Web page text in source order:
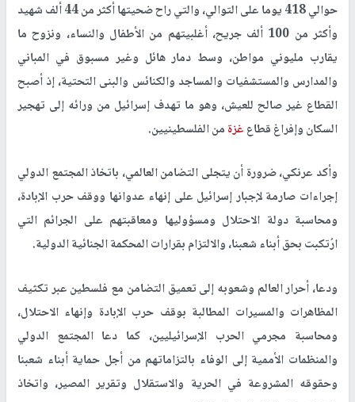
حوالي 418 يوما على التوالي، والتي راح ضحيتها أكثر من 44 ألف شهيد
وأكثر من 100 ألف جريح، أغلبيتهم من الأطفال والنساء، ونزوح ما
يقارب مليوني مواطن، وسط دمار هائل وغير مسبوق في المباني
والمدارس والمستشفيات والمساجد والكنائس والبنى التحتية، إذ أصبح
القطاع غير صالح للعيش، وهو ما تهدف إسرائيل من ورائه إلى تهجير
السكان وإفراغ قطاعغزةمن الفلسطينيين.
وأكد عرنكي، ضرورة أن يتجلى التضامن العالمي، باتخاذ المجتمع الدولي
إجراءات صارمة لإجبار إسرائيل على إنهاء عدوانها ووقف حرب الإبادة،
ومحاسبة دولة الاحتلال ومسؤوليها ومعاقبتهم على الجرائم التي
ارُتكبت بحق أبناء شعبنا، والالتزام بقرارات المحكمة الجنائية الدولية.
ودعا، أحرار العالم وشعوبه إلى تعميق التضامن مع فلسطين عبر تكثيف
المظاهرات والمسيرات المطالبة بوقف حرب الإبادة وإنهاء الاحتلال،
ومحاسبة مجرمي الحرب الإسرائيليين، كما دعا المجتمع الدولي
والمنظمات الأممية إلى الوفاء بالتزاماتهم من أجل حماية أبناء شعبنا
وحقوقه المشروعة في الحرية والاستقلال وتقرير المصير، واتخاذ